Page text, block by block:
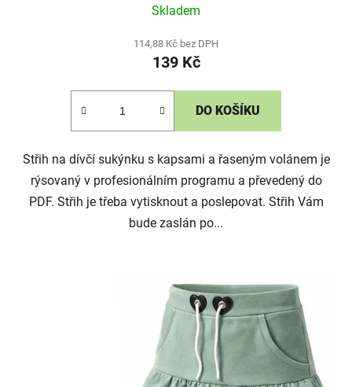
Skladem
114,88 Kč bez DPH
139 Kč
DO KOŠÍKU
Střih na dívčí sukýnku s kapsami a řaseným volánem je
rýsovaný v profesionálním programu a převedený do
PDF. Střih je třeba vytisknout a poslepovat. Střih Vám
bude zaslán po...